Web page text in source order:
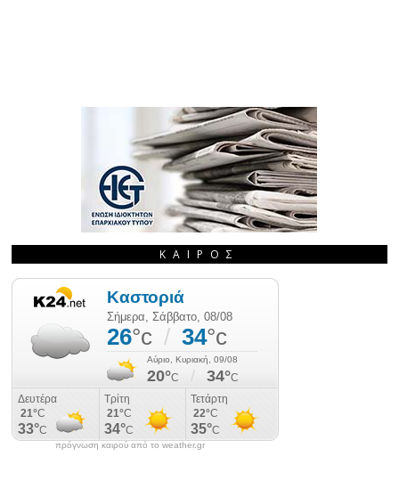
ΚΑΙΡΌΣ
πρόγνωση καιρού από το weather.gr